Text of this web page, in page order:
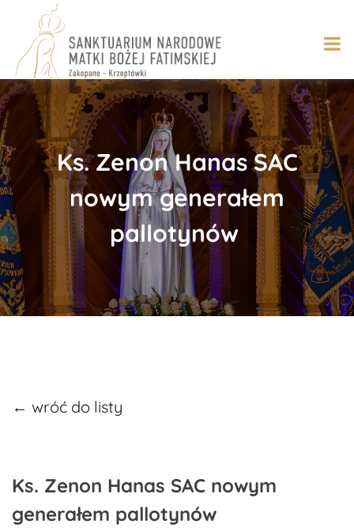
content
Ks. Zenon Hanas SAC
nowym generałem
pallotynów
← wróć do listy
Ks. Zenon Hanas SAC nowym
generałem pallotynów